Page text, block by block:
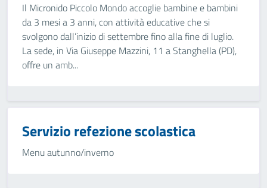
Il Micronido Piccolo Mondo accoglie bambine e bambini
da 3 mesi a 3 anni, con attività educative che si
svolgono dall’inizio di settembre fino alla fine di luglio.
La sede, in Via Giuseppe Mazzini, 11 a Stanghella (PD),
offre un amb...
Servizio refezione scolastica
Menu autunno/inverno